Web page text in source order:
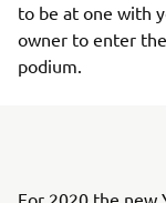
to be at one with
owner to enter
podium.
For 2020 the new